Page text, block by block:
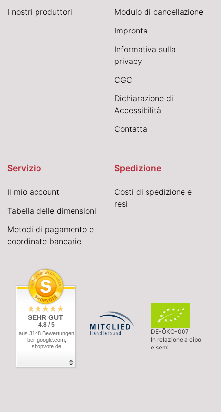
I nostri produttori
Modulo di cancellazione
Impronta
Informativa sulla
privacy
CGC
Dichiarazione di
Accessibilità
Contatta
Servizio
Il mio account
Tabella delle dimensioni
Metodi di pagamento e
coordinate bancarie
Spedizione
Costi di spedizione e
resi
SEHR GUT
4.8 / 5
aus 3148 Bewertungen
bei: google.com,
shopvote.de
DE-ÖKO-007
In relazione a cibo
e semi